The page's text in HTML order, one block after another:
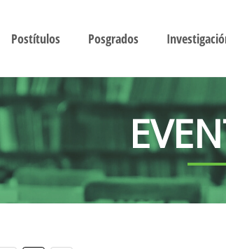
Postítulos Posgrados